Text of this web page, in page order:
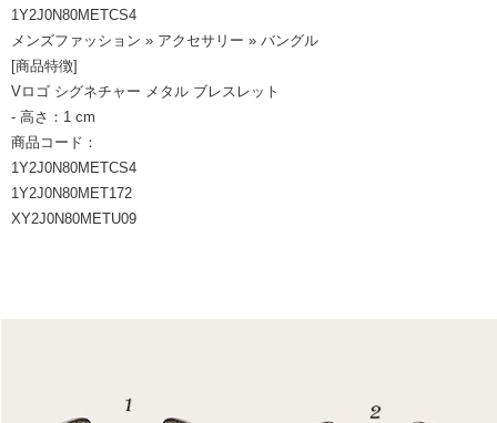
1Y2J0N80METCS4
メンズファッション » アクセサリー » バングル
[商品特徴]
Vロゴ シグネチャー メタル ブレスレット
- 高さ：1 cm
商品コード：
1Y2J0N80METCS4
1Y2J0N80MET172
XY2J0N80METU09